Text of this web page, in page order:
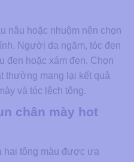
nâu hoặc nhuộm nên chọn
Người da ngăm, tóc đen
đen hoặc xám đen. Chọn
thường mang lại kết quả
và tóc lệch tông.
chân mày hot
hai tông màu được ưa